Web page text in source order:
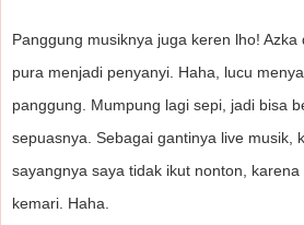
Panggung musiknya juga keren lho! Azka
pura menjadi penyanyi. Haha, lucu
panggung. Mumpung lagi sepi, jadi bisa
sepuasnya. Sebagai gantinya live musik,
sayangnya saya tidak ikut nonton,
kemari. Haha.